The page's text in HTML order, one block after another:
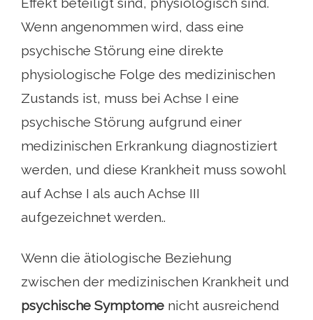
Wenn angenommen wird, dass eine
psychische Störung eine direkte
physiologische Folge des medizinischen
Zustands ist, muss bei Achse I eine
psychische Störung aufgrund einer
medizinischen Erkrankung diagnostiziert
werden, und diese Krankheit muss sowohl
auf Achse I als auch Achse III
aufgezeichnet werden..
Wenn die ätiologische Beziehung
zwischen der medizinischen Krankheit und
psychische Symptome nicht ausreichend